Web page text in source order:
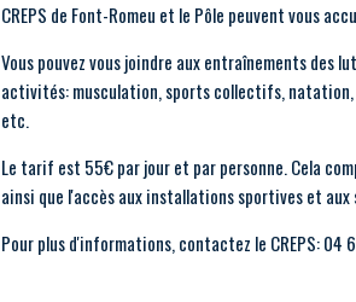
CREPS de Font-Romeu et le Pôle peuvent vous
Vous pouvez vous joindre aux entraînements des
activités: musculation, sports collectifs,
etc.
Le tarif est 55€ par jour et par personne. Cela
ainsi que l'accès aux installations sportives et aux
Pour plus d'informations, contactez le CREPS: 04